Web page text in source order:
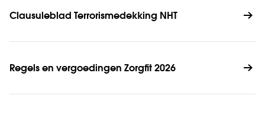
Clausuleblad Terrorismedekking NHT
Regels en vergoedingen Zorgfit 2026